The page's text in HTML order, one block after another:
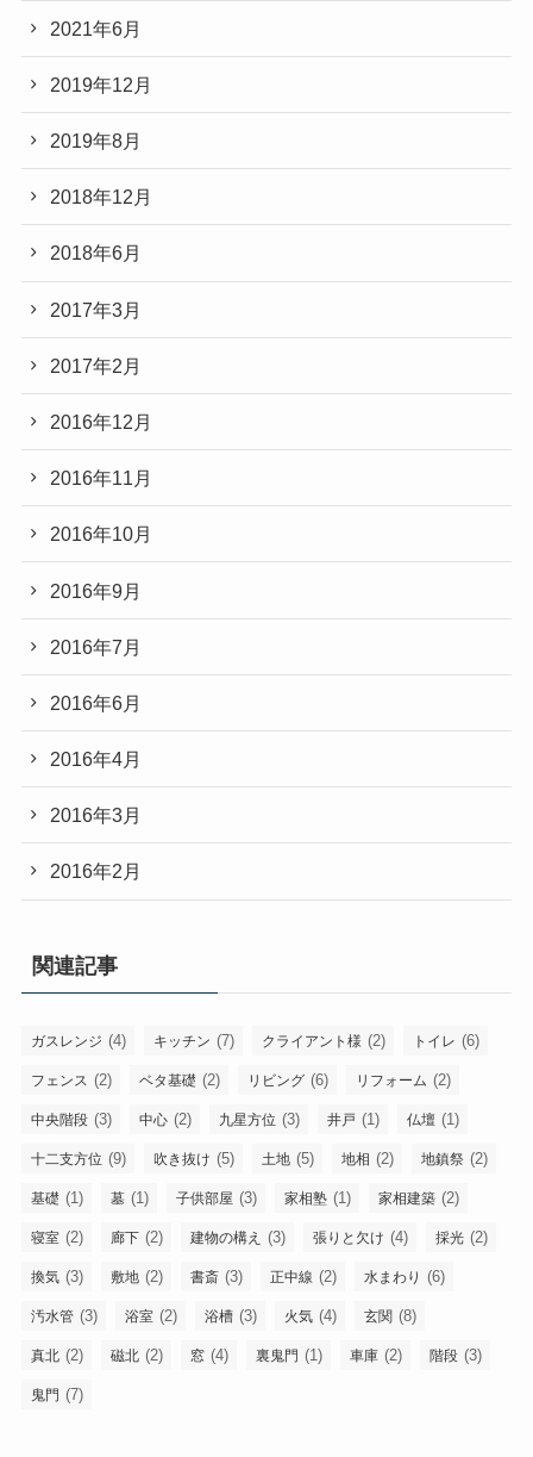
2021年6月
2019年12月
2019年8月
2018年12月
2018年6月
2017年3月
2017年2月
2016年12月
2016年11月
2016年10月
2016年9月
2016年7月
2016年6月
2016年4月
2016年3月
2016年2月
関連記事
ガスレンジ (4) キッチン (7) クライアント様 (2) トイレ (6)
フェンス (2) ベタ基礎 (2) リビング (6) リフォーム (2)
中央階段 (3) 中心 (2) 九星方位 (3) 井戸 (1) 仏壇 (1)
十二支方位 (9) 吹き抜け (5) 土地 (5) 地相 (2) 地鎮祭 (2)
基礎 (1) 墓 (1) 子供部屋 (3) 家相塾 (1) 家相建築 (2)
寝室 (2) 廊下 (2) 建物の構え (3) 張りと欠け (4) 採光 (2)
換気 (3) 敷地 (2) 書斎 (3) 正中線 (2) 水まわり (6)
汚水管 (3) 浴室 (2) 浴槽 (3) 火気 (4) 玄関 (8)
真北 (2) 磁北 (2) 窓 (4) 裏鬼門 (1) 車庫 (2) 階段 (3)
鬼門 (7)